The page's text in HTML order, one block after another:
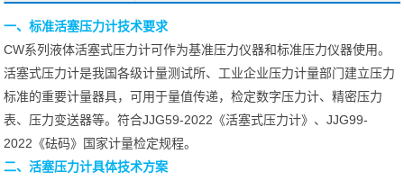
一、标准活塞压力计技术要求
CW系列液体活塞式压力计可作为基准压力仪器和标准压力仪器使用。
活塞式压力计是我国各级计量测试所、工业企业压力计量部门建立压力
标准的重要计量器具，可用于量值传递，检定数字压力计、精密压力
表、压力变送器等。符合JJG59-2022《活塞式压力计》、JJG99-
2022《砝码》国家计量检定规程。
二、活塞压力计具体技术方案